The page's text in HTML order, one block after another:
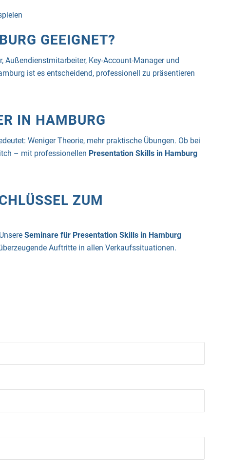
GEEIGNET?
Außendienstmitarbeiter, Key-Account-Manager und
ist es entscheidend, professionell zu präsentieren
IN HAMBURG
Weniger Theorie, mehr praktische Übungen. Ob bei
– mit professionellen Presentation Skills in Hamburg
ZUM
Seminare für Presentation Skills in Hamburg
Auftritte in allen Verkaufssituationen.